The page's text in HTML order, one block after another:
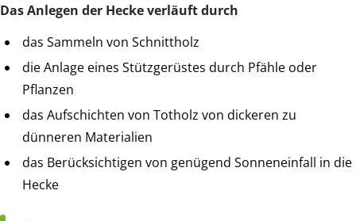
Das Anlegen der Hecke verläuft durch
das Sammeln von Schnittholz
die Anlage eines Stützgerüstes durch Pfähle oder
Pflanzen
das Aufschichten von Totholz von dickeren zu
dünneren Materialien
das Berücksichtigen von genügend Sonneneinfall in die
Hecke